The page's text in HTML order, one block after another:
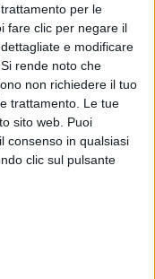
per le
fare clic per negare il
e modificare
Si rende noto che
non richiedere il tuo
trattamento. Le tue
sito web. Puoi
consenso in qualsiasi
clic sul pulsante
carico e